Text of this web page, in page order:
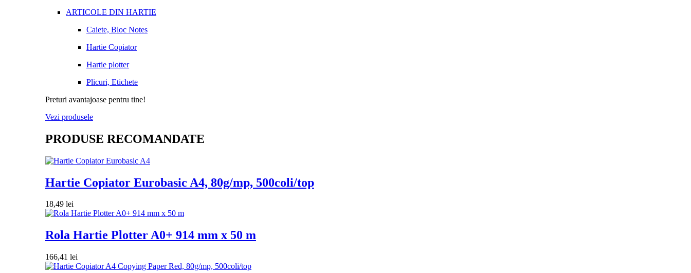
ARTICOLE DIN HARTIE
Caiete, Bloc Notes
Hartie Copiator
Hartie plotter
Plicuri, Etichete
Preturi avantajoase pentru tine!
Vezi produsele
PRODUSE RECOMANDATE
Hartie Copiator Eurobasic A4, 80g/mp, 500coli/top
18,49 lei
Rola Hartie Plotter A0+ 914 mm x 50 m
166,41 lei